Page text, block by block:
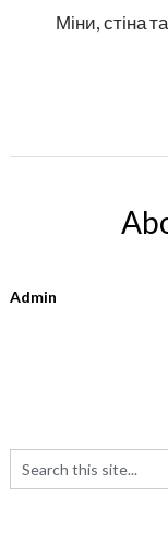
Міни, стіна
Admin